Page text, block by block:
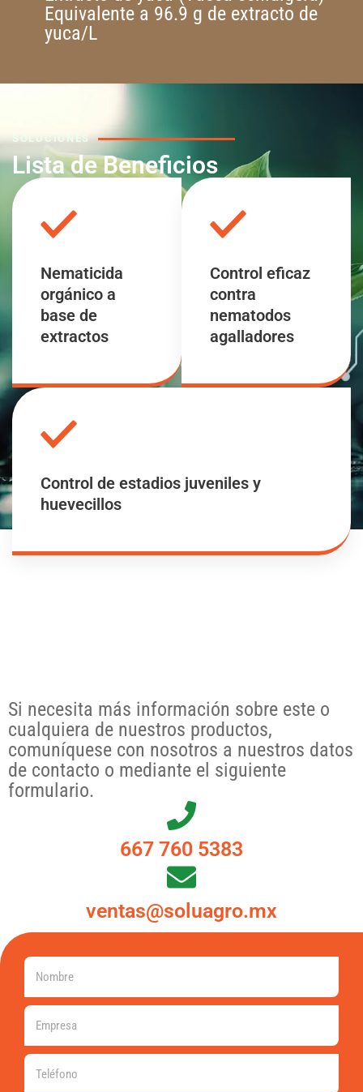
Equivalente a 96.9 g de extracto de
yuca/L
SOLUCIONES
Lista de Beneficios
Nematicida
orgánico a
base de
extractos
Control eficaz
contra
nematodos
agalladores
Control de estadios juveniles y
huevecillos
Si necesita más información sobre este o
cualquiera de nuestros productos,
comuníquese con nosotros a nuestros datos
de contacto o mediante el siguiente
formulario.
667 760 5383
ventas@soluagro.mx